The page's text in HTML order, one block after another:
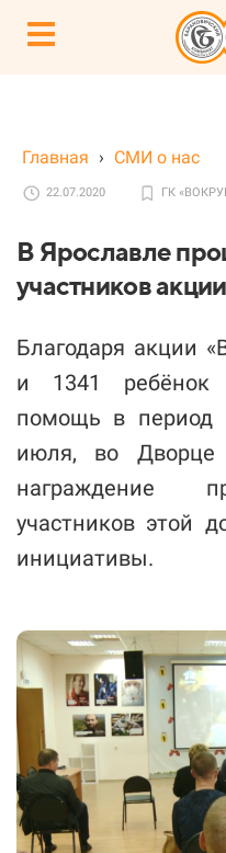
Главная › СМИ о нас
22.07.2020 ГК
В Ярославле
участников
Благодаря акции
и 1341 ребёнок
помощь в период
июля, во Дворце
награждение
участников этой
инициативы.